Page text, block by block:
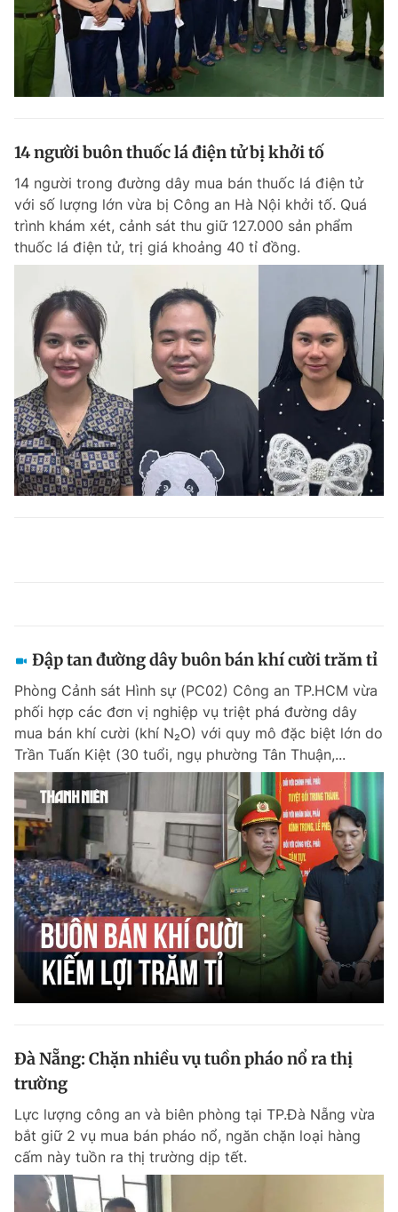
14 người buôn thuốc lá điện tử bị khởi tố
14 người trong đường dây mua bán thuốc lá điện tử
với số lượng lớn vừa bị Công an Hà Nội khởi tố. Quá
trình khám xét, cảnh sát thu giữ 127.000 sản phẩm
thuốc lá điện tử, trị giá khoảng 40 tỉ đồng.
Đập tan đường dây buôn bán khí cười trăm tỉ
Phòng Cảnh sát Hình sự (PC02) Công an TP.HCM vừa
phối hợp các đơn vị nghiệp vụ triệt phá đường dây
mua bán khí cười (khí N₂O) với quy mô đặc biệt lớn do
Trần Tuấn Kiệt (30 tuổi, ngụ phường Tân Thuận,...
Đà Nẵng: Chặn nhiều vụ tuồn pháo nổ ra thị
trường
Lực lượng công an và biên phòng tại TP.Đà Nẵng vừa
bắt giữ 2 vụ mua bán pháo nổ, ngăn chặn loại hàng
cấm này tuồn ra thị trường dịp tết.